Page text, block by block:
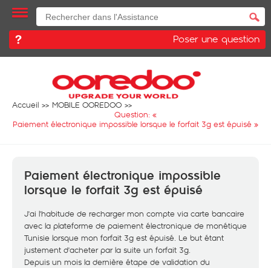
Poser une question
Accueil
MOBILE OOREDOO
Question: «
Paiement électronique impossible lorsque le forfait 3g est épuisé »
Paiement électronique impossible
lorsque le forfait 3g est épuisé
J'ai l'habitude de recharger mon compte via carte bancaire
avec la plateforme de paiement électronique de monétique
Tunisie lorsque mon forfait 3g est épuisé. Le but étant
justement d'acheter par la suite un forfait 3g.
Depuis un mois la dernière étape de validation du